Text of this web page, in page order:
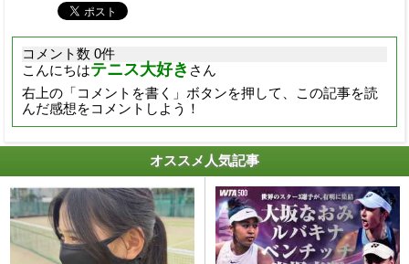
コメント数 0件
こんにちはテニス大好き さん
右上の「コメントを書く」ボタンを押して、この記事を読
んだ感想をコメントしよう！
オススメ人気記事